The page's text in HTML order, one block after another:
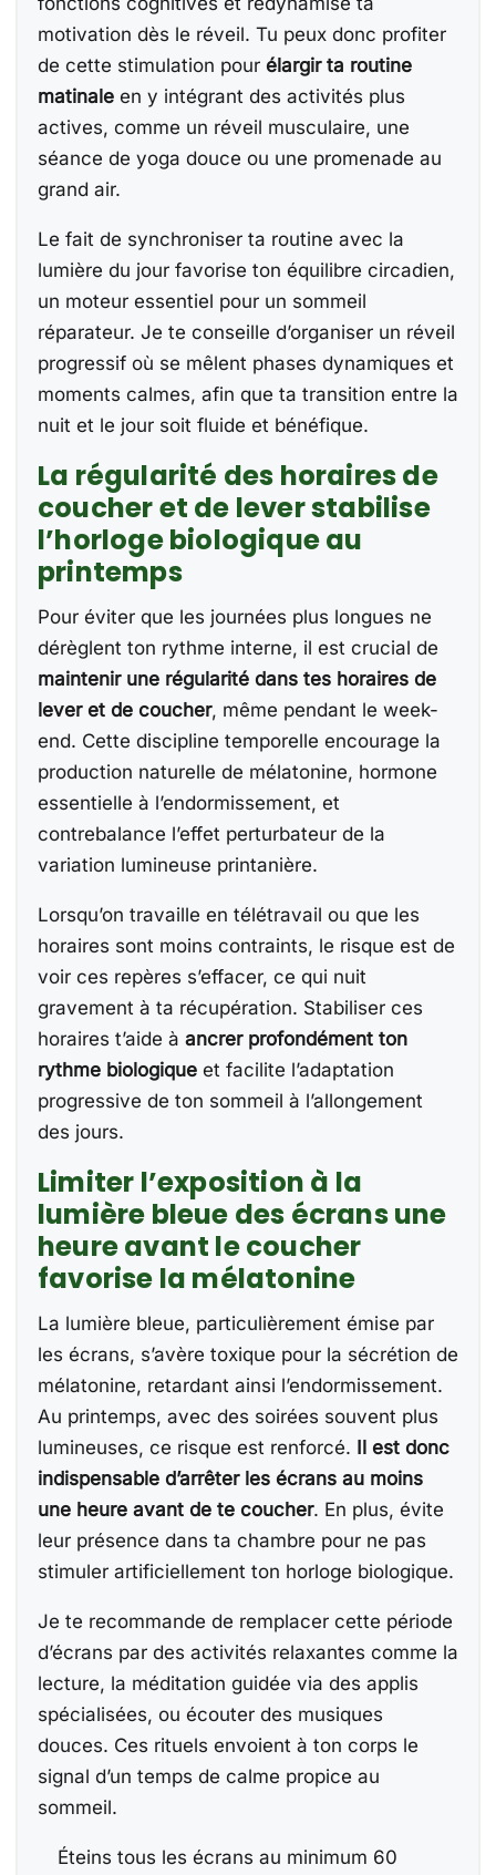
motivation dès le réveil. Tu peux donc profiter
de cette stimulation pour élargir ta routine
matinale en y intégrant des activités plus
actives, comme un réveil musculaire, une
séance de yoga douce ou une promenade au
grand air.
Le fait de synchroniser ta routine avec la
lumière du jour favorise ton équilibre circadien,
un moteur essentiel pour un sommeil
réparateur. Je te conseille d’organiser un réveil
progressif où se mêlent phases dynamiques et
moments calmes, afin que ta transition entre la
nuit et le jour soit fluide et bénéfique.
La régularité des horaires de
coucher et de lever stabilise
l’horloge biologique au
printemps
Pour éviter que les journées plus longues ne
dérèglent ton rythme interne, il est crucial de
maintenir une régularité dans tes horaires de
lever et de coucher, même pendant le week-
end. Cette discipline temporelle encourage la
production naturelle de mélatonine, hormone
essentielle à l’endormissement, et
contrebalance l’effet perturbateur de la
variation lumineuse printanière.
Lorsqu’on travaille en télétravail ou que les
horaires sont moins contraints, le risque est de
voir ces repères s’effacer, ce qui nuit
gravement à ta récupération. Stabiliser ces
horaires t’aide à ancrer profondément ton
rythme biologique et facilite l’adaptation
progressive de ton sommeil à l’allongement
des jours.
Limiter l’exposition à la
lumière bleue des écrans une
heure avant le coucher
favorise la mélatonine
La lumière bleue, particulièrement émise par
les écrans, s’avère toxique pour la sécrétion de
mélatonine, retardant ainsi l’endormissement.
Au printemps, avec des soirées souvent plus
lumineuses, ce risque est renforcé. Il est donc
indispensable d’arrêter les écrans au moins
une heure avant de te coucher. En plus, évite
leur présence dans ta chambre pour ne pas
stimuler artificiellement ton horloge biologique.
Je te recommande de remplacer cette période
d’écrans par des activités relaxantes comme la
lecture, la méditation guidée via des applis
spécialisées, ou écouter des musiques
douces. Ces rituels envoient à ton corps le
signal d’un temps de calme propice au
sommeil.
Éteins tous les écrans au minimum 60